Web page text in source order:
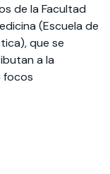
de la Facultad
(Escuela de
que se
a la
focos